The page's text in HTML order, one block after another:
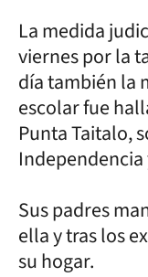
La medida
viernes por la
día también la
escolar fue
Punta Taitalo,
Independencia
Sus padres
ella y tras los
su hogar.